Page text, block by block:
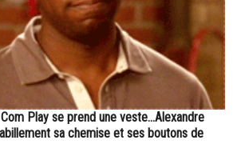
Play se prend une veste...Alexandre
sa chemise et ses boutons de